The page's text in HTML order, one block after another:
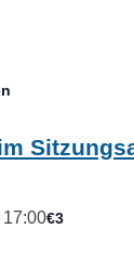
17:00€3